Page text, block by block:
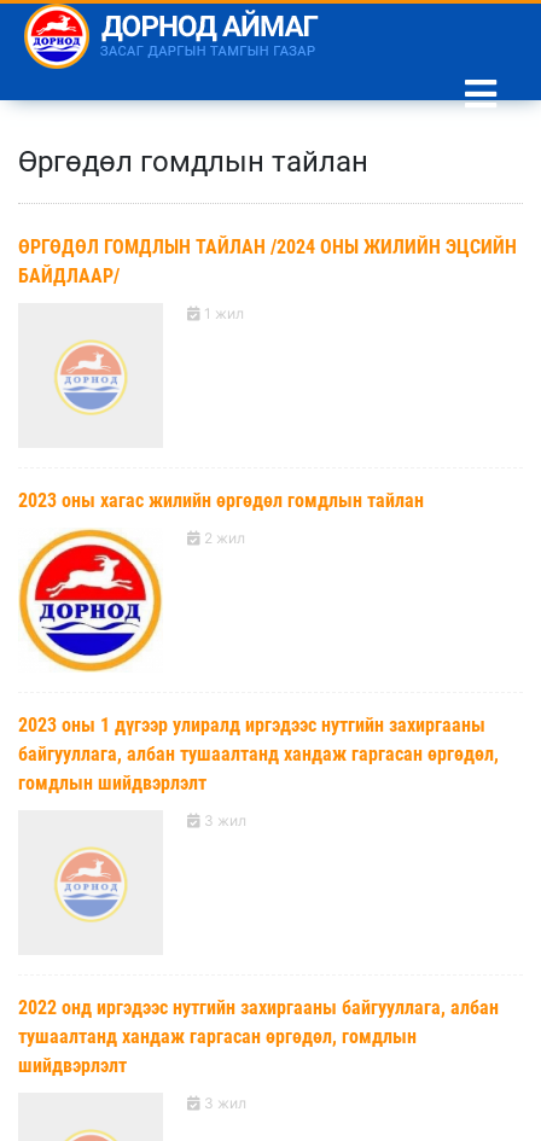
Өргөдөл гомдлын тайлан
ӨРГӨДӨЛ ГОМДЛЫН ТАЙЛАН /2024 ОНЫ ЖИЛИЙН ЭЦСИЙН
БАЙДЛААР/
1 жил
2023 оны хагас жилийн өргөдөл гомдлын тайлан
2 жил
2023 оны 1 дүгээр улиралд иргэдээс нутгийн захиргааны
байгууллага, албан тушаалтанд хандаж гаргасан өргөдөл,
гомдлын шийдвэрлэлт
3 жил
2022 онд иргэдээс нутгийн захиргааны байгууллага, албан
тушаалтанд хандаж гаргасан өргөдөл, гомдлын
шийдвэрлэлт
3 жил